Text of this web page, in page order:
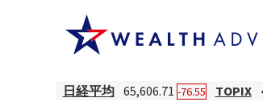
日経平均 65,606.71 -76.55 TOPIX